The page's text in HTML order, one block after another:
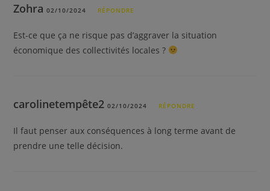
Zohra02/10/2024 RÉPONDRE
Est-ce que ça ne risque pas d’aggraver la situation
économique des collectivités locales ?
carolinetempête202/10/2024 RÉPONDRE
Il faut penser aux conséquences à long terme avant de
prendre une telle décision.